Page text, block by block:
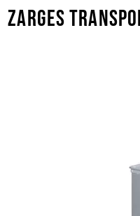
Zarges